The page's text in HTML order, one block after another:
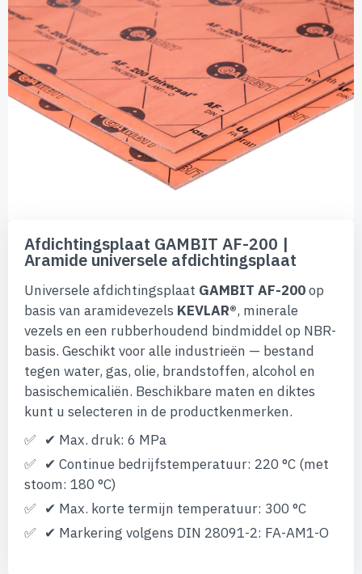
naar
het
einde
van
de
afbeeldingen-
gallerij
naar
begin
afbeeldingen-
Afdichtingsplaat GAMBIT AF-200 |
Aramide universele afdichtingsplaat
Universele afdichtingsplaat GAMBIT AF-200op
basis van aramidevezels KEVLAR®, minerale
vezels en een rubberhoudend bindmiddel op NBR-
basis. Geschikt voor alle industrieën — bestand
tegen water, gas, olie, brandstoffen, alcohol en
basischemicaliën. Beschikbare maten en diktes
kunt u selecteren in de productkenmerken.
✔ Max. druk: 6 MPa
✔ Continue bedrijfstemperatuur: 220 °C (met
stoom: 180 °C)
✔ Max. korte termijn temperatuur: 300 °C
✔ Markering volgens DIN 28091-2: FA-AM1-O